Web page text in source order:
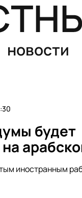
новости
будет
иностранным
Линдси